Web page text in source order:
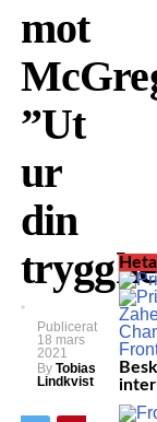
mot
”Ut
ur
din
Publicerat
18 mars
2021
By Tobias
Lindkvist